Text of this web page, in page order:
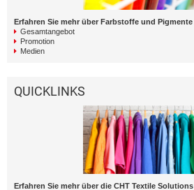
Erfahren Sie mehr über Farbstoffe und Pigmente
Gesamtangebot
Promotion
Medien
QUICKLINKS
Erfahren Sie mehr über die CHT Textile Solutions